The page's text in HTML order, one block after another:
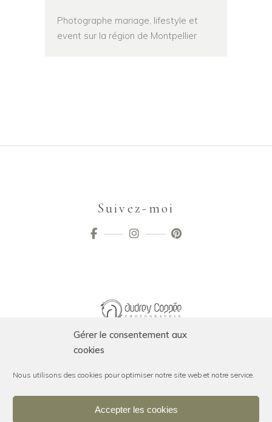
Gérer le consentement aux
cookies
Nous utilisons des cookies pour optimiser notre site web et notre service.
Accepter les cookies
Photographe mariage, lifestyle et
event sur la région de Montpellier
Suivez-moi